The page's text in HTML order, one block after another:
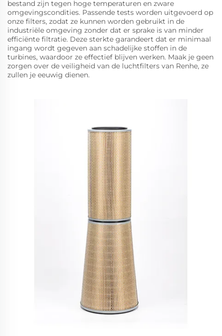
bestand zijn tegen hoge temperaturen en zware
omgevingscondities. Passende tests worden uitgevoerd op
onze filters, zodat ze kunnen worden gebruikt in de
industriële omgeving zonder dat er sprake is van minder
efficiënte filtratie. Deze sterkte garandeert dat er minimaal
ingang wordt gegeven aan schadelijke stoffen in de
turbines, waardoor ze effectief blijven werken. Maak je geen
zorgen over de veiligheid van de luchtfilters van Renhe, ze
zullen je eeuwig dienen.